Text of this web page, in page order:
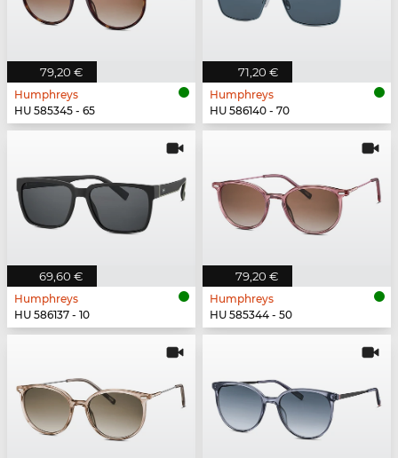
79,20 €
Humphreys
HU 585345 - 65
71,20 €
Humphreys
HU 586140 - 70
69,60 €
Humphreys
HU 586137 - 10
79,20 €
Humphreys
HU 585344 - 50